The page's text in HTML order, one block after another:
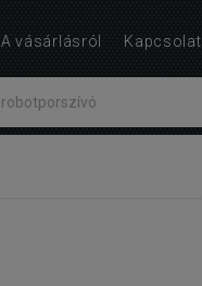
A vásárlásról Kapcsolat